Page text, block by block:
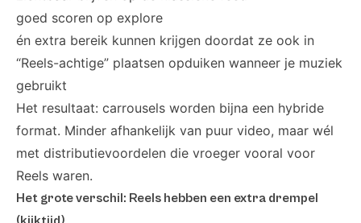
goed scoren op explore
én extra bereik kunnen krijgen doordat ze ook in
“Reels-achtige” plaatsen opduiken wanneer je muziek
gebruikt
Het resultaat: carrousels worden bijna een hybride
format. Minder afhankelijk van puur video, maar wél
met distributievoordelen die vroeger vooral voor
Reels waren.
Het grote verschil: Reels hebben een extra drempel